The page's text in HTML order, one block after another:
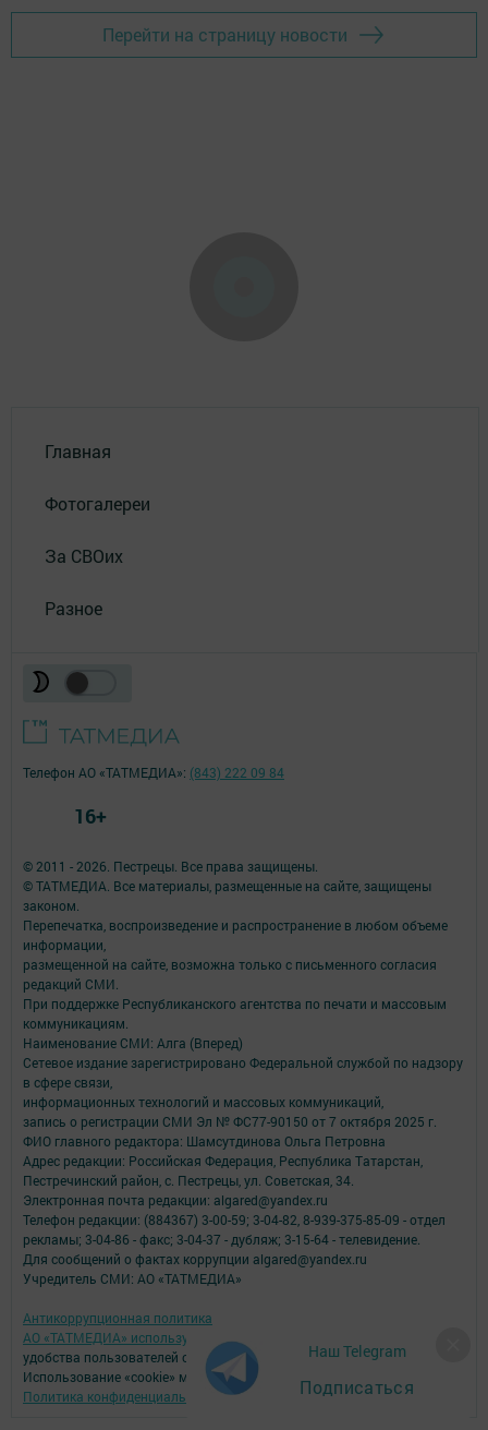
Перейти на страницу новости
Главная
Фотогалереи
За СВОих
Разное
Наш Telegram
Подписаться
© 2011 - 2026. Пестрецы. Все права защищены.
© ТАТМЕДИА. Все материалы, размещенные на сайте, защищены
законом.
Перепечатка, воспроизведение и распространение в любом объеме
информации,
размещенной на сайте, возможна только с письменного согласия
редакций СМИ.
При поддержке Республиканского агентства по печати и массовым
коммуникациям.
Наименование СМИ: Алга (Вперед)
Сетевое издание зарегистрировано Федеральной службой по надзору
в сфере связи,
информационных технологий и массовых коммуникаций,
запись о регистрации СМИ Эл № ФС77-90150 от 7 октября 2025 г.
ФИО главного редактора: Шамсутдинова Ольга Петровна
Адрес редакции: Российская Федерация, Республика Татарстан,
Пестречинский район, с. Пестрецы, ул. Советская, 34.
Электронная почта редакции: algared@yandex.ru
Телефон редакции: (884367) 3-00-59; 3-04-82, 8-939-375-85-09 - отдел
рекламы; 3-04-86 - факс; 3-04-37 - дубляж; 3-15-64 - телевидение.
Для сообщений о фактах коррупции algared@yandex.ru
Учредитель СМИ: АО «ТАТМЕДИА»
Антикоррупционная политика
АО «ТАТМЕДИА» использует «cookie»
удобства пользователей сайтом.
Использование «cookie» можно отменить в настройках браузера.
Политика конфиденциальности
Телефон АО «ТАТМЕДИА»: (843) 222 09 84
16+